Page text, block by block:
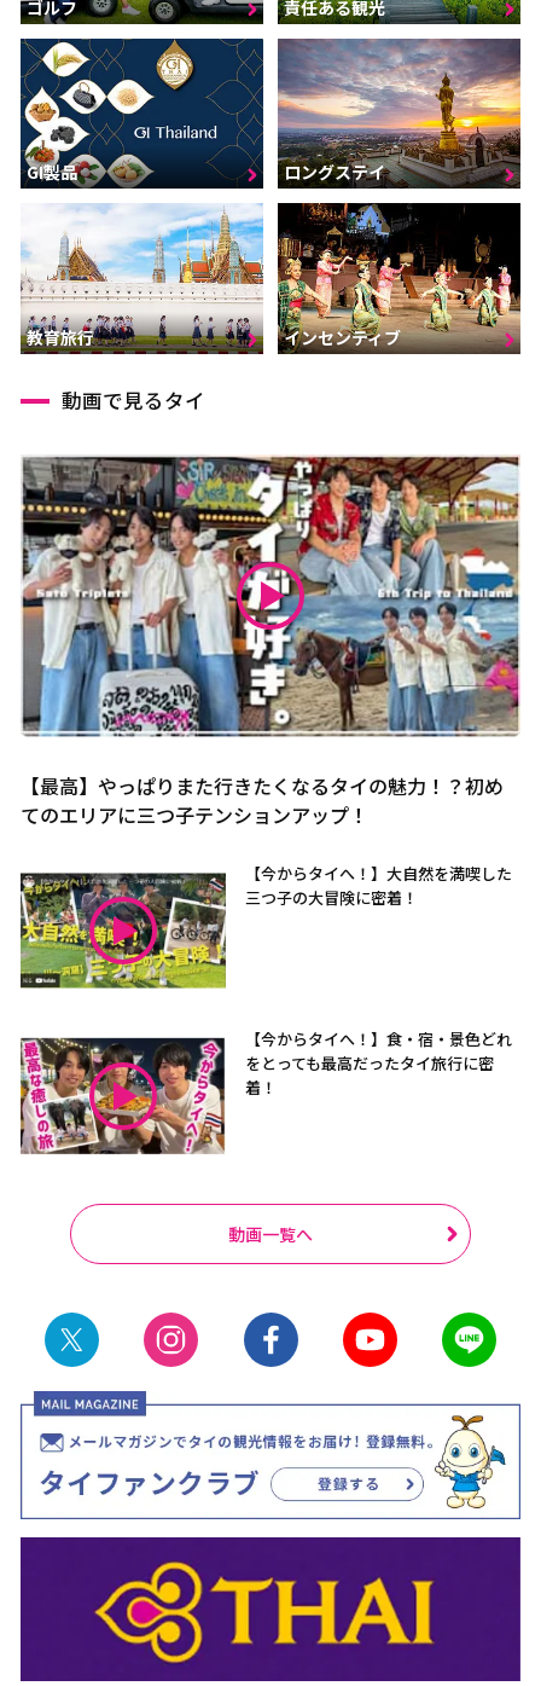
ゴルフ 責任ある観光
GI製品 ロングステイ
教育旅行 インセンティブ
動画で見るタイ
【最高】やっぱりまた行きたくなるタイの魅力！？初め
てのエリアに三つ子テンションアップ！
【今からタイへ！】大自然を満喫した
三つ子の大冒険に密着！
【今からタイへ！】食・宿・景色どれ
をとっても最高だったタイ旅行に密
着！
動画一覧へ